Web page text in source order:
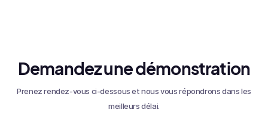
Demandez une démonstration
Prenez rendez-vous ci-dessous et nous vous répondrons dans les
meilleurs délai.